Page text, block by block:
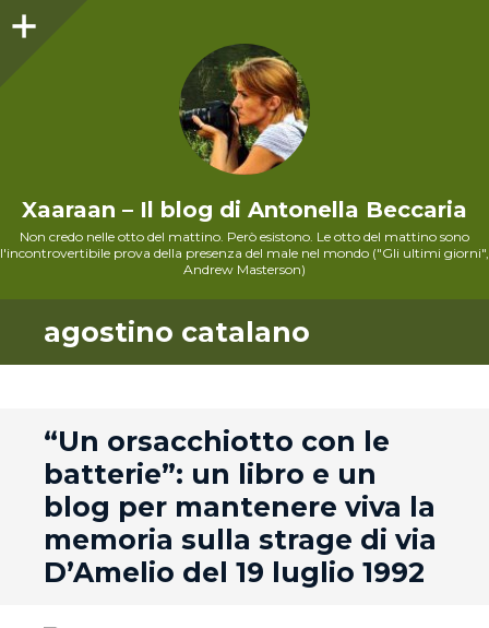
Xaaraan – Il blog di Antonella Beccaria
Non credo nelle otto del mattino. Però esistono. Le otto del mattino sono
l'incontrovertibile prova della presenza del male nel mondo ("Gli ultimi giorni",
Andrew Masterson)
agostino catalano
“Un orsacchiotto con le
batterie”: un libro e un
blog per mantenere viva la
memoria sulla strage di via
D’Amelio del 19 luglio 1992